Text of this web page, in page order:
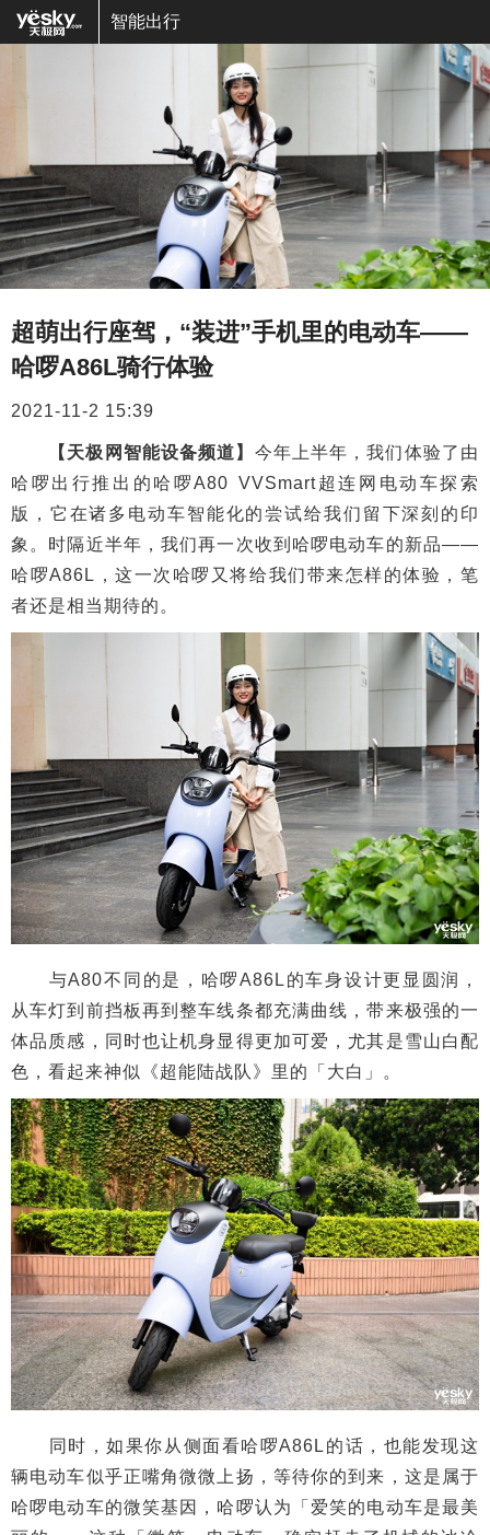
智能出行
超萌出行座驾，“装进”手机里的电动车——
哈啰A86L骑行体验
2021-11-2 15:39
【天极网智能设备频道】 今年上半年，我们体验了由
哈啰出行推出的哈啰A80 VVSmart超连网电动车探索
版，它在诸多电动车智能化的尝试给我们留下深刻的印
象。时隔近半年，我们再一次收到哈啰电动车的新品——
哈啰A86L，这一次哈啰又将给我们带来怎样的体验，笔
者还是相当期待的。
与A80不同的是，哈啰A86L的车身设计更显圆润，
从车灯到前挡板再到整车线条都充满曲线，带来极强的一
体品质感，同时也让机身显得更加可爱，尤其是雪山白配
色，看起来神似《超能陆战队》里的「大白」。
同时，如果你从侧面看哈啰A86L的话，也能发现这
辆电动车似乎正嘴角微微上扬，等待你的到来，这是属于
哈啰电动车的微笑基因，哈啰认为「爱笑的电动车是最美